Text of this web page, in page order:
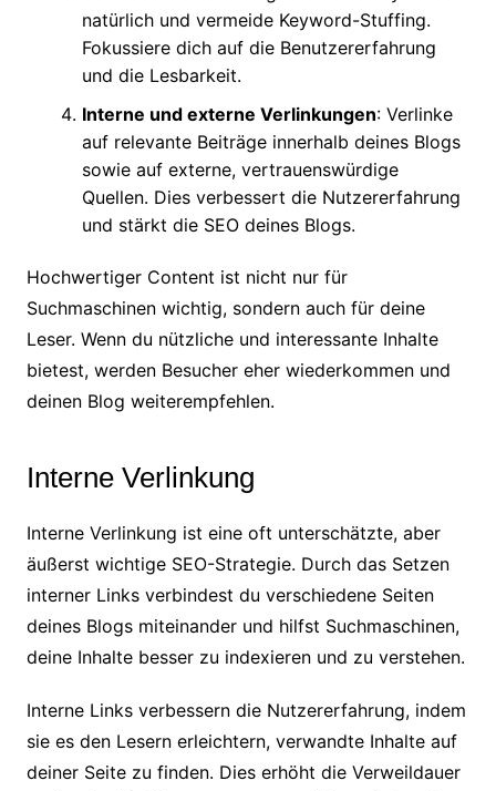
natürlich und vermeide Keyword-Stuffing.
Fokussiere dich auf die Benutzererfahrung
und die Lesbarkeit.
Interne und externe Verlinkungen: Verlinke
auf relevante Beiträge innerhalb deines Blogs
sowie auf externe, vertrauenswürdige
Quellen. Dies verbessert die Nutzererfahrung
und stärkt die SEO deines Blogs.
Hochwertiger Content ist nicht nur für
Suchmaschinen wichtig, sondern auch für deine
Leser. Wenn du nützliche und interessante Inhalte
bietest, werden Besucher eher wiederkommen und
deinen Blog weiterempfehlen.
Interne Verlinkung
Interne Verlinkung ist eine oft unterschätzte, aber
äußerst wichtige SEO-Strategie. Durch das Setzen
interner Links verbindest du verschiedene Seiten
deines Blogs miteinander und hilfst Suchmaschinen,
deine Inhalte besser zu indexieren und zu verstehen.
Interne Links verbessern die Nutzererfahrung, indem
sie es den Lesern erleichtern, verwandte Inhalte auf
deiner Seite zu finden. Dies erhöht die Verweildauer